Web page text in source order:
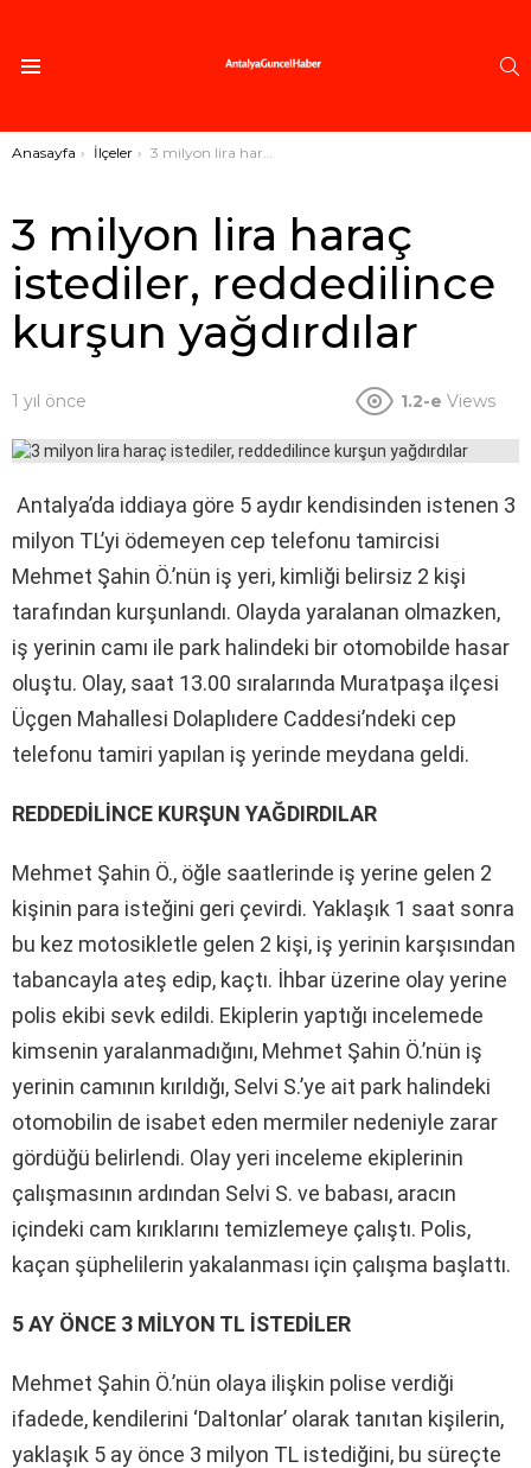
Buradasınız:
Anasayfa İlçeler 3 milyon lira haraç istediler, reddedilince kurşun yağdırdılar
3 milyon lira haraç
istediler, reddedilince
kurşun yağdırdılar
1 yıl önce 1.2-e Views
Antalya’da iddiaya göre 5 aydır kendisinden istenen 3
milyon TL’yi ödemeyen cep telefonu tamircisi
Mehmet Şahin Ö.’nün iş yeri, kimliği belirsiz 2 kişi
tarafından kurşunlandı. Olayda yaralanan olmazken,
iş yerinin camı ile park halindeki bir otomobilde hasar
oluştu. Olay, saat 13.00 sıralarında Muratpaşa ilçesi
Üçgen Mahallesi Dolaplıdere Caddesi’ndeki cep
telefonu tamiri yapılan iş yerinde meydana geldi.
REDDEDİLİNCE KURŞUN YAĞDIRDILAR
Mehmet Şahin Ö., öğle saatlerinde iş yerine gelen 2
kişinin para isteğini geri çevirdi. Yaklaşık 1 saat sonra
bu kez motosikletle gelen 2 kişi, iş yerinin karşısından
tabancayla ateş edip, kaçtı. İhbar üzerine olay yerine
polis ekibi sevk edildi. Ekiplerin yaptığı incelemede
kimsenin yaralanmadığını, Mehmet Şahin Ö.’nün iş
yerinin camının kırıldığı, Selvi S.’ye ait park halindeki
otomobilin de isabet eden mermiler nedeniyle zarar
gördüğü belirlendi. Olay yeri inceleme ekiplerinin
çalışmasının ardından Selvi S. ve babası, aracın
içindeki cam kırıklarını temizlemeye çalıştı. Polis,
kaçan şüphelilerin yakalanması için çalışma başlattı.
5 AY ÖNCE 3 MİLYON TL İSTEDİLER
Mehmet Şahin Ö.’nün olaya ilişkin polise verdiği
ifadede, kendilerini ‘Daltonlar’ olarak tanıtan kişilerin,
yaklaşık 5 ay önce 3 milyon TL istediğini, bu süreçte